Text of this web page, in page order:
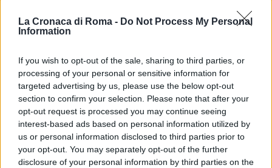
La Cronaca di Roma - Do Not Process My Personal
Information
If you wish to opt-out of the sale, sharing to third parties, or
processing of your personal or sensitive information for
targeted advertising by us, please use the below opt-out
section to confirm your selection. Please note that after your
opt-out request is processed you may continue seeing
interest-based ads based on personal information utilized by
us or personal information disclosed to third parties prior to
your opt-out. You may separately opt-out of the further
disclosure of your personal information by third parties on the
acquisto – Spinazzola all’Inter
ROMA Politano è il nuovo acquisto e in questo
momento si trova nella Capitale per svolgere le
visite mediche prima dell’ufficialità ROMA Politano
è il nuovo acquisto che…
Leggi l’articolo →